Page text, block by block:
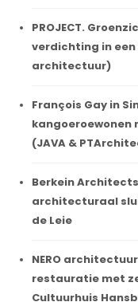
PROJECT.
verdichting in een
architectuur)
François Gay in
kangoeroewonen
(JAVA &
Berkein Architects
architecturaal
de Leie
NERO
restauratie met
Cultuurhuis